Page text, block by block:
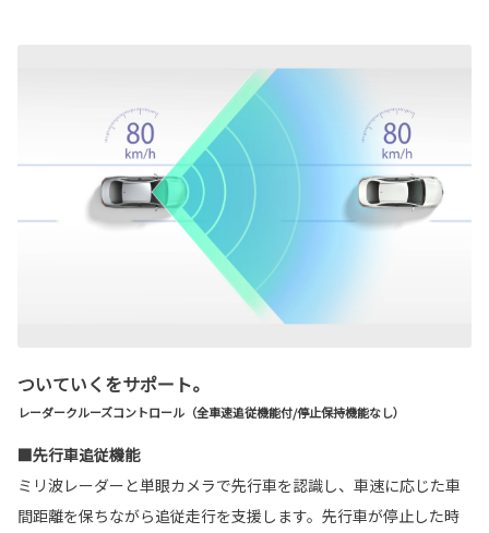
ついていくをサポート。
レーダークルーズコントロール（全車速追従機能付/停止保持機能なし）
■先行車追従機能
ミリ波レーダーと単眼カメラで先行車を認識し、車速に応じた車
間距離を保ちながら追従走行を支援します。先行車が停止した時